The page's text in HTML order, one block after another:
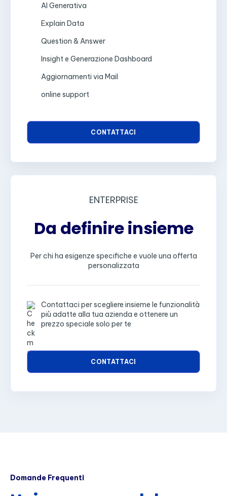
AI Generativa
Explain Data
Question & Answer
Insight e Generazione Dashboard
Aggiornamenti via Mail
online support
CONTATTACI
ENTERPRISE
Da definire insieme
Per chi ha esigenze specifiche e vuole una offerta
personalizzata
Contattaci per scegliere insieme le funzionalità
più adatte alla tua azienda e ottenere un
prezzo speciale solo per te
CONTATTACI
Domande Frequenti